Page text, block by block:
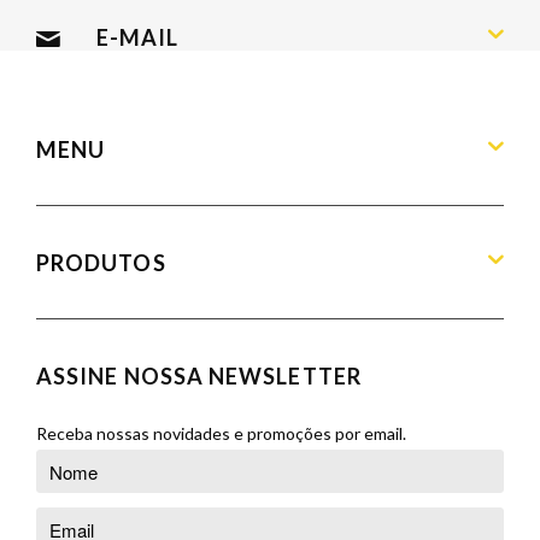
E-MAIL
MENU
Home
Blog
Orçamento
PRODUTOS
Aparadores
Cadeiras
Complementos
Poltronas
ASSINE NOSSA NEWSLETTER
Receba nossas novidades e promoções por email.